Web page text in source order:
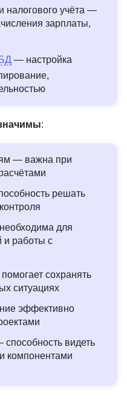
налогового учёта —
зарплаты,
— настройка
:
— важна при
решать
для
и работы с
сохранять
ситуациях
эффективно
видеть
компонентами